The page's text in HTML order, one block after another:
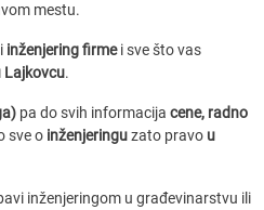
mestu.
inženjering firmei sve što vas
Lajkovcu.
pa do svih informacija cene, radno
sve o inženjeringuzato pravo u
inženjeringom u građevinarstvu ili